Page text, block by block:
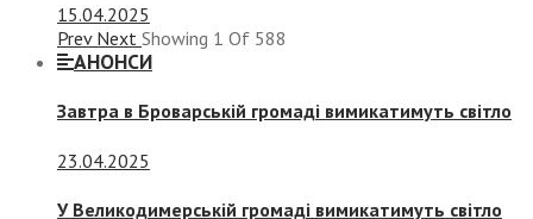
15.04.2025
Prev Next Showing 1 Of 588
АНОНСИ
Завтра в Броварській громаді вимикатимуть світло
23.04.2025
У Великодимерській громаді вимикатимуть світло